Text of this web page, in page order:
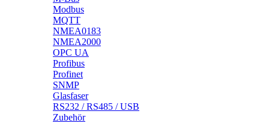
Modbus
MQTT
NMEA0183
NMEA2000
OPC UA
Profibus
Profinet
SNMP
Glasfaser
RS232 / RS485 / USB
Zubehör